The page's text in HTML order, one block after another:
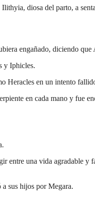
diosa del parto, a
engañado, diciendo que
y Iphicles.
Heracles en un intento
en cada mano y fue
entre una vida agradable y
sus hijos por Megara.